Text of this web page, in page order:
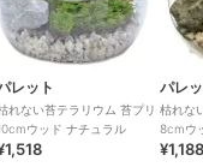
リザーブ
ーン
退色・
レット
れない苔テラリウム 苔プリ
ウッド ナチュラル
パレ
枯れな
8cmウ